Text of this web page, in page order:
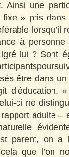
Ainsi une
fixe » pris
lorsqu’il
à personne
lui ? Sont
être dans un
d’éducation.
ci ne
adulte –
parent, on a
que l’on